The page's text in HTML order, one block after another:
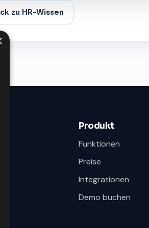
zu HR-Wissen
Produkt
Funktionen
Preise
Integrationen
Demo buchen